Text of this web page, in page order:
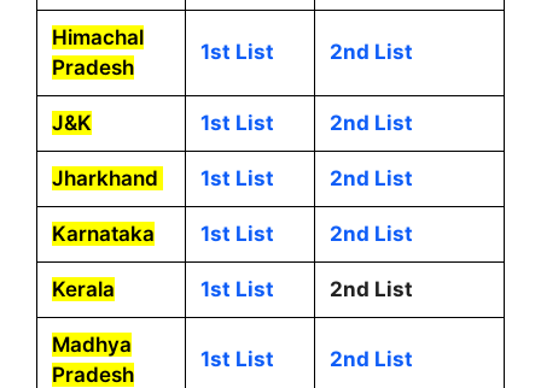
Himachal
Pradesh
1st List 2nd List
J&K 1st List 2nd List
Jharkhand 1st List 2nd List
Karnataka 1st List 2nd List
Kerala 1st List 2nd List
Madhya
Pradesh
1st List 2nd List